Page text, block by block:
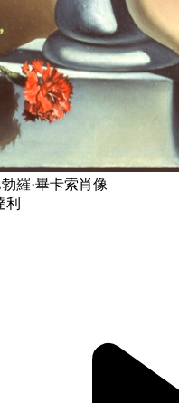
羅·畢卡索肖像
利